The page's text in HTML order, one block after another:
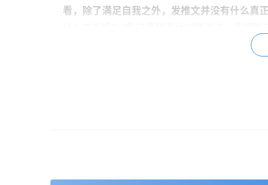
看，除了满足自我之外，发推文并没有什么真
时在玩一个危险的游戏，因为我曾对总统冷嘲
主持人：有报道说，在枪击事件中，你对旁边